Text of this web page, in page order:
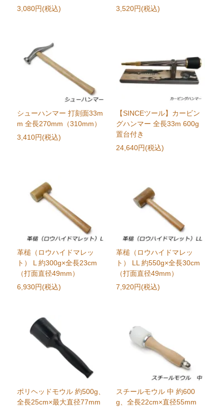
3,080円(税込) 3,520円(税込)
シューハンマー 打刻面33m
m 全長270mm（310mm）
3,410円(税込)
【SINCEツール】カービン
グハンマー 全長33m 600g
置台付き
24,640円(税込)
革槌（ロウハイドマレッ
ト） L 約300g×全長23cm
（打面直径49mm）
6,930円(税込)
革槌（ロウハイドマレッ
ト） LL 約550g×全長30cm
（打面直径49mm）
7,920円(税込)
ポリヘッドモウル 約500g、
全長25cm×最大直径77mm
スチールモウル 中 約600
g、全長22cm×直径55mm